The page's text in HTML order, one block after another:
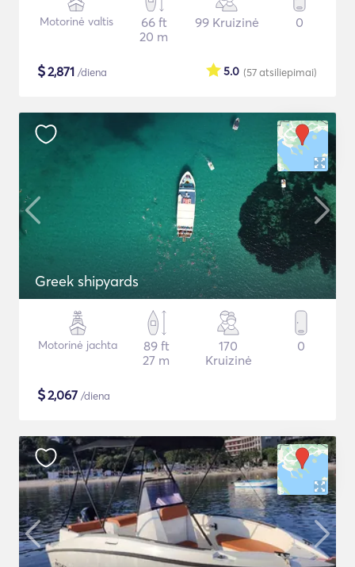
Motorinė valtis
66 ft
20 m
99 Kruizinė 0
$2,871 /diena (57atsiliepimai)
5.0
Greek shipyards
Motorinė jachta
89 ft
27 m
170
Kruizinė
0
$2,067 /diena